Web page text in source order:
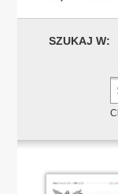
SZUKAJ W: